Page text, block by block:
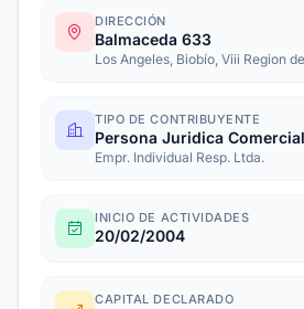
DIRECCIÓN
Balmaceda 633
Los Angeles, Biobío, Viii Region
TIPO DE CONTRIBUYENTE
Persona Juridica Comercial
Empr. Individual Resp. Ltda.
INICIO DE ACTIVIDADES
20/02/2004
CAPITAL DECLARADO